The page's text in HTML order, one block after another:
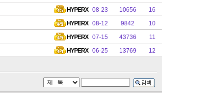
HYPERX 08-23 10656
16
HYPERX 08-12 9842
10
HYPERX 07-15 43736
11
HYPERX 06-25 13769 12